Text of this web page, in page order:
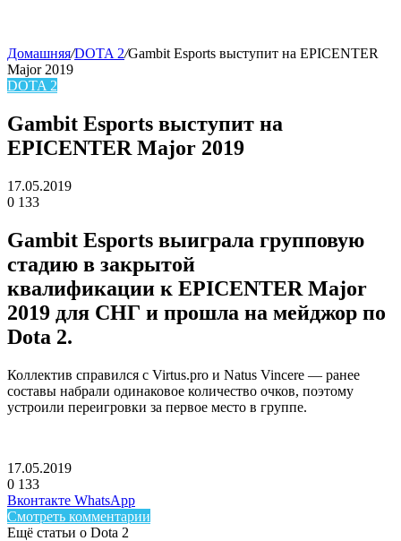
skin
Домашняя/DOTA 2/Gambit Esports выступит на EPICENTER
Major 2019
DOTA 2
Gambit Esports выступит на
EPICENTER Major 2019
17.05.2019
0 133
Gambit Esports выиграла групповую
стадию в закрытой
квалификации к EPICENTER Major
2019 для СНГ и прошла на мейджор по
Dota 2.
Коллектив справился с Virtus.pro и Natus Vincere — ранее
составы набрали одинаковое количество очков, поэтому
устроили переигровки за первое место в группе.
17.05.2019
0 133
Facebook
Twitter
LinkedIn
Вконтакте WhatsAppTelegram
Смотреть комментарии
Ещё статьи о Dota 2